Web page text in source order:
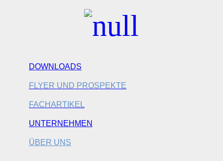
DOWNLOADS
FLYER UND PROSPEKTE
FACHARTIKEL
UNTERNEHMEN
ÜBER UNS